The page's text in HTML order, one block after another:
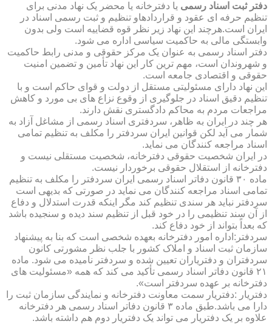
دفتر ثبت اسناد رسمی یا دفترخانه یا محضر یک نهاد مدنی برای
تنظیم حرفه ای عقود و قراردادهاو تنظیم و ثبت رسمی اسناد در
ایران است.هرچند این نهاد زیر نظر قوه قضاییه است ولی بدون
وابستگی مالی به حاکمیت سیاسی اداره می شود.
دفتر اسناد رسمی به عنوان یک مرکز حقوقی و مدنی رابط حاکمیت
و شهروندان است، مهم ترین کار این نهاد تأمین و تضمین امنیت
حقوقی و اقتصادی جامعه است.
این نهاد دارای مسئولیتی مستقل از دولت و قوای حاکم است و با
تنظیم دقیق اسناد در جلوگیری از وقوع نزاع های بی مورد و کاهش
مراجعات مردم به محاکم دادگستری نقش دارند.
هر چند در ایران به ظاهر، سردفتری اسناد رسمی از مشاغل آزاد به
شمار می آید لکن قوانین ایران سردفتر را مکلف به تنظیم تمامی
اسناد مراجعه کنندگان می نماید.
در ایران شخصیت حقوقی دفترخانه، شخصیت مستقلی نیست و
دفترخانه از استقلال حقوقی برخوردار نیست.
ماده ۳۰ قانون دفاتر اسناد رسمی ایران سردفتر را مکلف به تنظیم
تمامی اسناد مراجعه کنندگان می نماید در صورتی که بدیهی است
سردفتر نباید هر سندی تنظیم کند مگر اینکه قدرت استدلال و دفاع
از آن سند تنظیمی را در خود قبل از تنظیم سند دیده و سنجیده باشد
که بعداً بتواند از خود دفاع کند.
سردفتر:اداره امور دفترخانه بعهده شخصی است که بنا به پیشنهاد
سازمان ثبت اسناد و املاک کشور با جلب نظر مشورتی کانون
سردفتران و دفتریاران تعیین شده و سردفتر نامیده می شود. ماده
۲۱ قانون دفاتر اسناد رسمی تأکید می کند که همه «مسئولیت های
دفترخانه بر عهده سردفتر است».
دفتریار :دفتریار سمت معاونت دفترخانه و نمایندگی سازمان ثبت را
دارا می باشد.طبق ماده ۳ قانون دفاتر اسناد رسمی هر دفترخانه
علاوه بر یک دفتریار می تواند یک دفتریار دوم هم داشته باشد.